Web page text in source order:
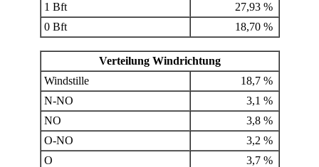
1 Bft
27,93 %
0 Bft
18,70 %
Verteilung Windrichtung
Windstille
18,7 %
N-NO
3,1 %
NO
3,8 %
O-NO
3,2 %
O
3,7 %